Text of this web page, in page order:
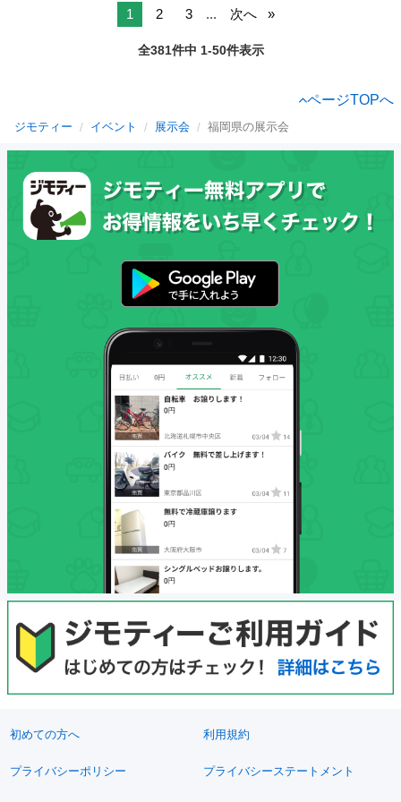
1 2 3 ... 次へ
全381件中 1-50件表示
ページTOPへ
ジモティー イベント 展示会 福岡県の展示会
初めての方へ 利用規約
プライバシーポリシー プライバシーステートメント